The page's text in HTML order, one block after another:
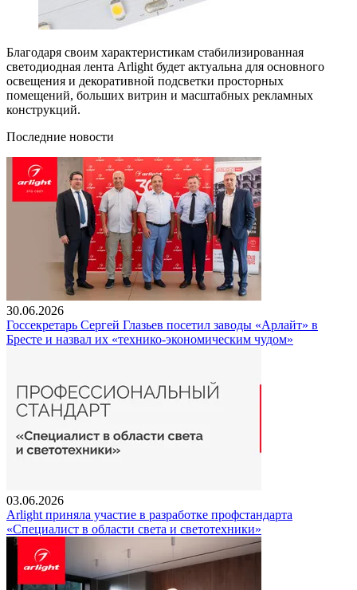
Благодаря своим характеристикам стабилизированная
светодиодная лента Arlight будет актуальна для основного
освещения и декоративной подсветки просторных
помещений, больших витрин и масштабных рекламных
конструкций.
Последние новости
30.06.2026
Госсекретарь Сергей Глазьев посетил заводы «Арлайт» в
Бресте и назвал их «технико-экономическим чудом»
03.06.2026
Arlight приняла участие в разработке профстандарта
«Специалист в области света и светотехники»